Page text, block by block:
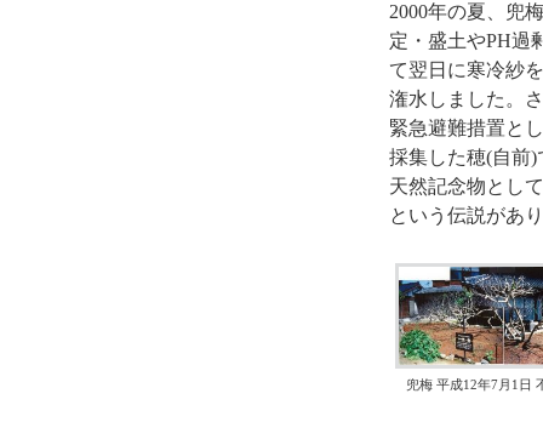
2000年の夏、兜
定・盛土やPH過
て翌日に寒冷紗
潅水しました。
緊急避難措置と
採集した穂(自前
天然記念物とし
という伝説があ
兜梅 平成12年7月1日